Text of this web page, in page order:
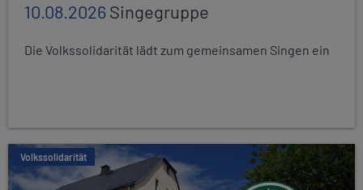
10.08.2026Singegruppe
Die Volkssolidarität lädt zum gemeinsamen Singen ein
Volkssolidarität